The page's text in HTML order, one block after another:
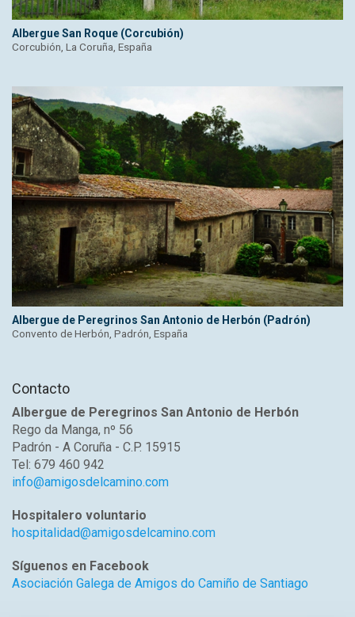
Albergue San Roque (Corcubión)
Corcubión, La Coruña, España
Albergue de Peregrinos San Antonio de Herbón (Padrón)
Convento de Herbón, Padrón, España
Contacto
Albergue de Peregrinos San Antonio de Herbón
Rego da Manga, nº 56
Padrón - A Coruña - C.P. 15915
Tel: 679 460 942
info@amigosdelcamino.com
Hospitalero voluntario
hospitalidad@amigosdelcamino.com
Síguenos en Facebook
Asociación Galega de Amigos do Camiño de Santiago